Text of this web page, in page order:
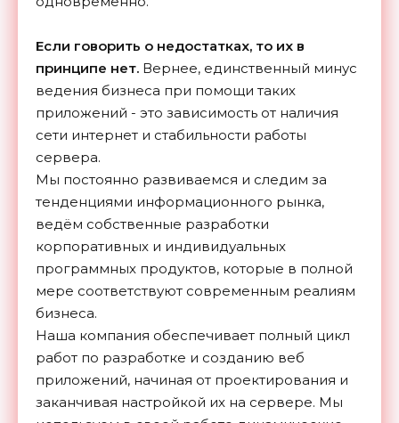
Если говорить о недостатках, то их в
принципе нет. Вернее, единственный минус
ведения бизнеса при помощи таких
приложений - это зависимость от наличия
сети интернет и стабильности работы
сервера.
Мы постоянно развиваемся и следим за
тенденциями информационного рынка,
ведём собственные разработки
корпоративных и индивидуальных
программных продуктов, которые в полной
мере соответствуют современным реалиям
бизнеса.
Наша компания обеспечивает полный цикл
работ по разработке и созданию веб
приложений, начиная от проектирования и
заканчивая настройкой их на сервере. Мы